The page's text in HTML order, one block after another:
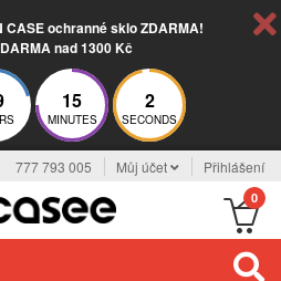
CASE ochranné sklo ZDARMA!
nad 1300 Kč
15
MINUTES
2
SECONDS
777 793 005 Můj účet Přihlášení
0